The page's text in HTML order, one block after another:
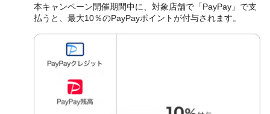
本キャンペーン開催期間中に、対象店舗で「PayPay」で支
払うと、最大10％のPayPayポイントが付与されます。